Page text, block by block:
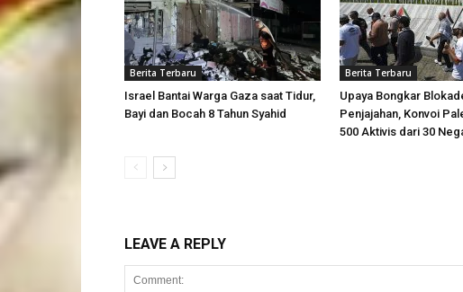
Berita Terbaru
Israel Bantai Warga Gaza saat Tidur,
Bayi dan Bocah 8 Tahun Syahid
Berita Terbaru
Upaya Bongkar
Penjajahan, Konvoi
500 Aktivis dari 30
LEAVE A REPLY